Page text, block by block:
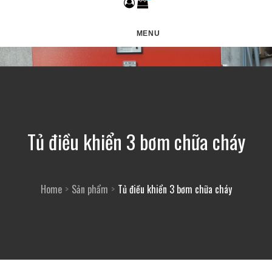
MENU
Tủ điều khiển 3 bơm chữa cháy
Home Sản phẩm Tủ điều khiển 3 bơm chữa cháy